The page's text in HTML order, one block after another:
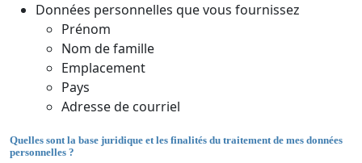
Données personnelles que vous fournissez
Prénom
Nom de famille
Emplacement
Pays
Adresse de courriel
Quelles sont la base juridique et les finalités du traitement de mes données
personnelles ?